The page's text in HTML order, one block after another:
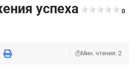
успеха
0
Мин. чтения: 2